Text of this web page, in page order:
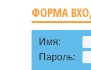
ФОРМА
Имя:
Пароль: